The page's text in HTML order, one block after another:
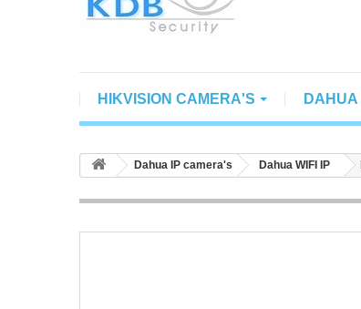
HIKVISION CAMERA'S
Dahua IP camera's Dahua WIFI IP